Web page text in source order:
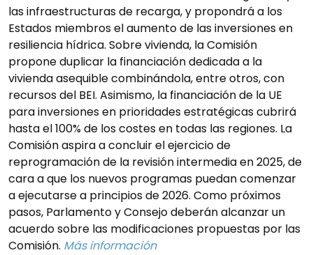
las infraestructuras de recarga, y propondrá a los
Estados miembros el aumento de las inversiones en
resiliencia hídrica. Sobre vivienda, la Comisión
propone duplicar la financiación dedicada a la
vivienda asequible combinándola, entre otros, con
recursos del BEI. Asimismo, la financiación de la UE
para inversiones en prioridades estratégicas cubrirá
hasta el 100% de los costes en todas las regiones. La
Comisión aspira a concluir el ejercicio de
reprogramación de la revisión intermedia en 2025, de
cara a que los nuevos programas puedan comenzar
a ejecutarse a principios de 2026. Como próximos
pasos, Parlamento y Consejo deberán alcanzar un
acuerdo sobre las modificaciones propuestas por las
Comisión. Más información